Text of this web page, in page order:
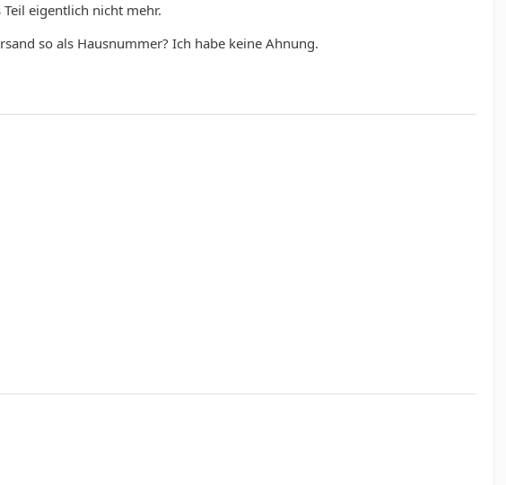
eigentlich nicht mehr.
so als Hausnummer? Ich habe keine Ahnung.